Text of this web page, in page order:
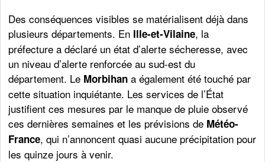
Des conséquences visibles se matérialisent déjà dans
plusieurs départements. En Ille-et-Vilaine, la
préfecture a déclaré un état d’alerte sécheresse, avec
un niveau d’alerte renforcée au sud-est du
département. Le Morbihan a également été touché par
cette situation inquiétante. Les services de l’État
justifient ces mesures par le manque de pluie observé
ces dernières semaines et les prévisions de Météo-
France, qui n’annoncent quasi aucune précipitation pour
les quinze jours à venir.